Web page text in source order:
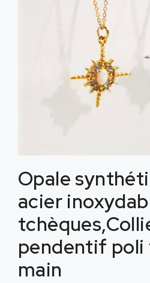
Opale
acier
pendentif poli
main